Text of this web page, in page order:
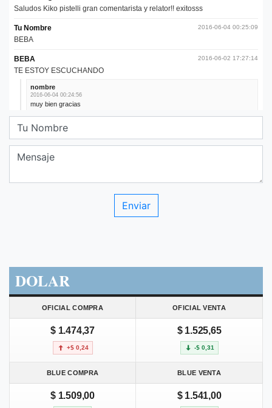
DOLAR
OFICIAL COMPRA OFICIAL VENTA
$ 1.474,37
+$ 0,24
$ 1.525,65
-$ 0,31
BLUE COMPRA BLUE VENTA
$ 1.509,00 $ 1.541,00